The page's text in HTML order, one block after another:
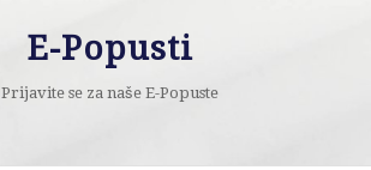
E-Popusti
Prijavite se za naše E-Popuste